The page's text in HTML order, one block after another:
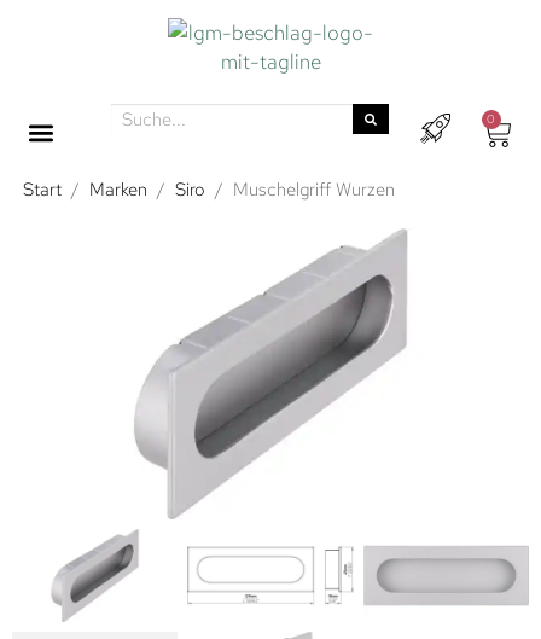
0
Start / Marken / Siro / Muschelgriff Wurzen